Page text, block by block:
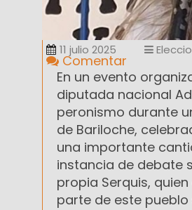
11 julio 2025
Comentar
En un evento
diputada nacional
peronismo durante
de Bariloche,
una importante
instancia de debate
propia Serquis,
parte de este pueblo